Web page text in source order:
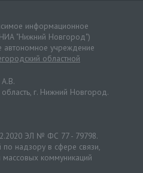
информационное
"Нижний Новгород")
автономное учреждение
областной
г. Нижний Новгород.
ЭЛ № ФС 77 - 79798.
надзору в сфере связи,
коммуникаций